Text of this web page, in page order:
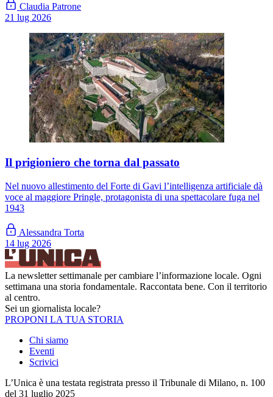
Claudia Patrone
21 lug 2026
Il prigioniero che torna dal passato
Nel nuovo allestimento del Forte di Gavi l’intelligenza artificiale dà
voce al maggiore Pringle, protagonista di una spettacolare fuga nel
1943
Alessandra Torta
14 lug 2026
La newsletter settimanale per cambiare l’informazione locale. Ogni
settimana una storia fondamentale. Raccontata bene. Con il territorio
al centro.
Sei un giornalista locale?
PROPONI LA TUA STORIA
Chi siamo
Eventi
Scrivici
L’Unica è una testata registrata presso il Tribunale di Milano, n. 100
del 31 luglio 2025